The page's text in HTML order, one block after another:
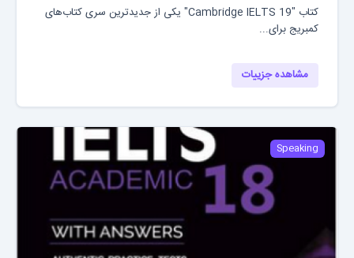
کتاب "Cambridge IELTS 19" یکی از جدیدترین سری کتاب‌های
کمبریج برای...
مشاهده جزییات
Speaking